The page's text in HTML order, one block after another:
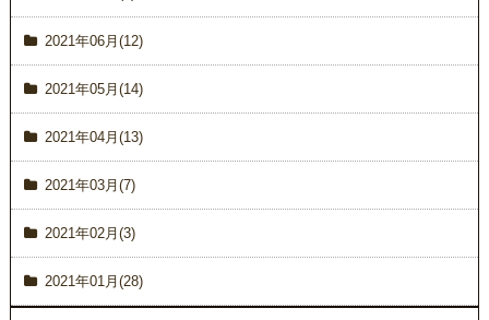
2021年06月(12)
2021年05月(14)
2021年04月(13)
2021年03月(7)
2021年02月(3)
2021年01月(28)